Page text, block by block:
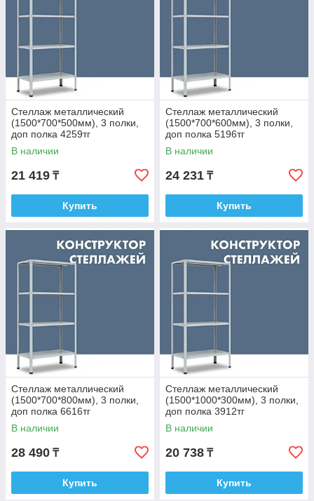
стоящих конструкций, монтаж секций к стене или «спина к
спине».
полку и секцию, высоту и глубину конструкции. Любую
телефону.
Стеллаж металлический
(1500*700*500мм), 3 полки,
доп полка 4259тг
В наличии
21 419 ₸
Купить
Стеллаж металлический
(1500*700*600мм), 3 полки,
доп полка 5196тг
В наличии
24 231 ₸
Купить
Стеллаж металлический
(1500*700*800мм), 3 полки,
доп полка 6616тг
В наличии
28 490 ₸
Купить
Стеллаж металлический
(1500*1000*300мм), 3 полки,
доп полка 3912тг
В наличии
20 738 ₸
Купить